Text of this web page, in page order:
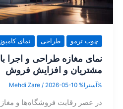
چوب ترمو طراحی نمای
نمای مغازه طراحی و اجرا
مشتریان و افزایش فروش
%آسترا% Mehdi Zare / 2026-05-10
در عصر رقابت فروشگاه‌ها و